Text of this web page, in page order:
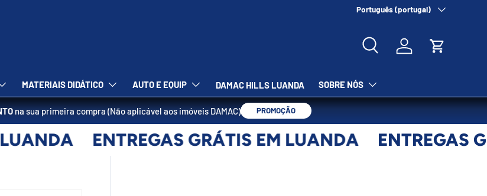
Nosso Endereço:Condomínio
Idioma
Português (portugal)
PesquisarIniciar sessãoCarrinho
MATERIAIS DIDÁTICO AUTO E EQUIP DAMAC HILLS LUANDA SOBRE NÓS
na sua primeira compra (Não aplicável aos imóveis DAMAC) PROMOÇÃO
ENTREGAS GRÁTIS EM LUANDA ENTREGAS